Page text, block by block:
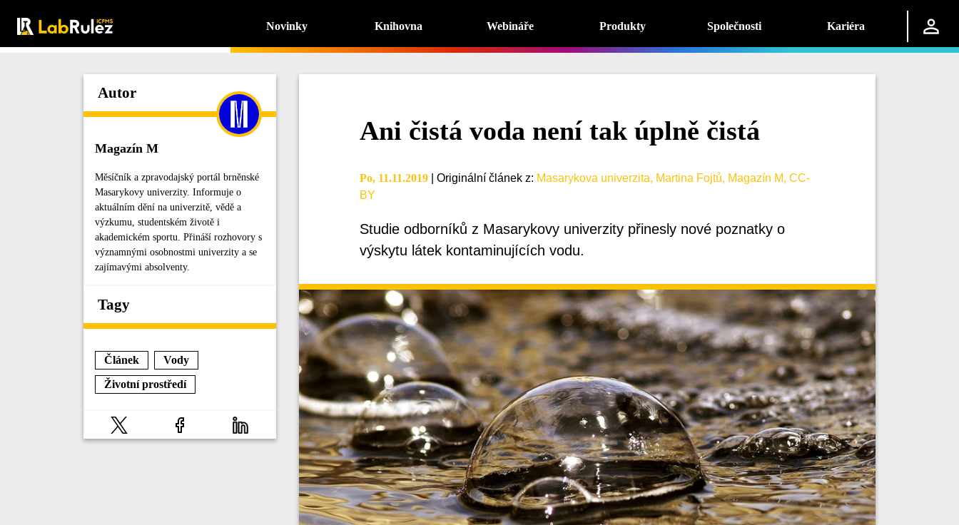
Novinky Knihovna Webináře Produkty Společnosti Kariéra
Autor
Magazín M
Měsíčník a zpravodajský portál brněnské
Masarykovy univerzity. Informuje o
aktuálním dění na univerzitě, vědě a
výzkumu, studentském životě i
akademickém sportu. Přináší rozhovory s
významnými osobnostmi univerzity a se
zajímavými absolventy.
Tagy
Článek
Vody
Životní prostředí
Ani čistá voda není tak úplně čistá
Po, 11.11.2019 Originální článek z: Masarykova univerzita, Martina Fojtů, Magazín M, CC-
BY
Studie odborníků z Masarykovy univerzity přinesly nové poznatky o
výskytu látek kontaminujících vodu.